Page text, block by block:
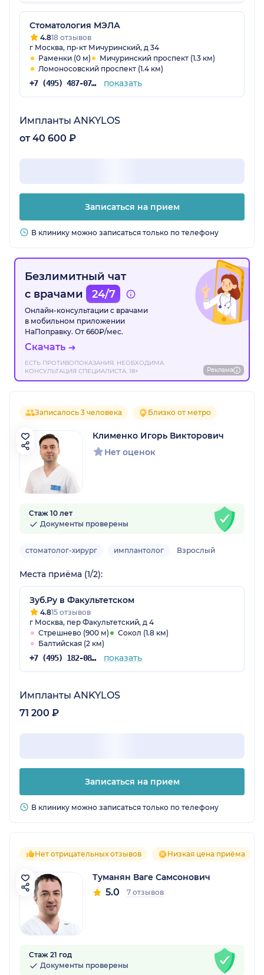
врачом.
Стоматология МЭЛА
4.818 отзывов
г Москва, пр-кт Мичуринский, д 34
Раменки (0 м)
Мичуринский проспект (1.3 км)
Ломоносовский проспект (1.4 км)
+7 (495) 487-07-06 показать
Импланты ANKYLOS
от 40 600 ₽
Записаться на прием
В клинику можно записаться только по телефону
Безлимитный чат
с врачами
24/7
Онлайн-консультации с врачами
в мобильном приложении
НаПоправку. От 660₽/мес.
Скачать
ЕСТЬ ПРОТИВОПОКАЗАНИЯ. НЕОБХОДИМА
КОНСУЛЬТАЦИЯ СПЕЦИАЛИСТА. 18+
Реклама
Записалось 3 человека Близко от метро
Клименко Игорь Викторович
Нет оценок
Стаж 10 лет
Документы проверены
стоматолог-хирург имплантолог Взрослый
Места приёма (1/2):
Зуб.Ру в Факультетском
4.815 отзывов
г Москва, пер Факультетский, д 4
Стрешнево (900 м)
Сокол (1.8 км)
Балтийская (2 км)
+7 (495) 182-08-75 показать
Импланты ANKYLOS
71 200 ₽
Записаться на прием
В клинику можно записаться только по телефону
Нет отрицательных отзывов Низкая цена приёма
Туманян Ваге Самсонович
5.0 7 отзывов
Стаж 21 год
Документы проверены